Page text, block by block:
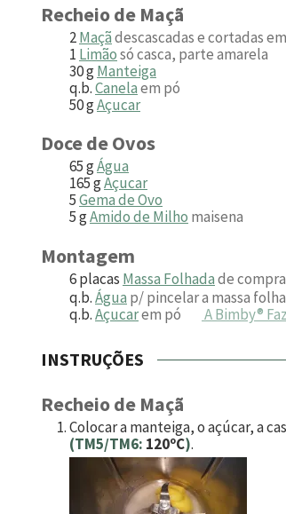
Recheio de Maçã
2Maçãdescascadas e cortadas
1 Limãosó casca, parte amarela
30gManteiga
q.b.Canelaem pó
50gAçucar
Doce de Ovos
65gÁgua
165gAçucar
5Gema de Ovo
5gAmido de Milho maisena
Montagem
6placas Massa Folhadade
q.b.Água p/ pincelar a massa
q.b.Açucarem pó A Bimby® Faz
INSTRUÇÕES
Recheio de Maçã
Colocar a manteiga, o açúcar, a
(TM5/TM6: 120ºC).